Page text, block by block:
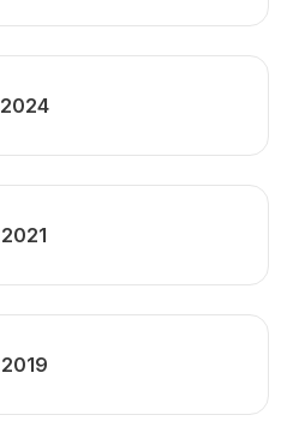
2024
2021
2019